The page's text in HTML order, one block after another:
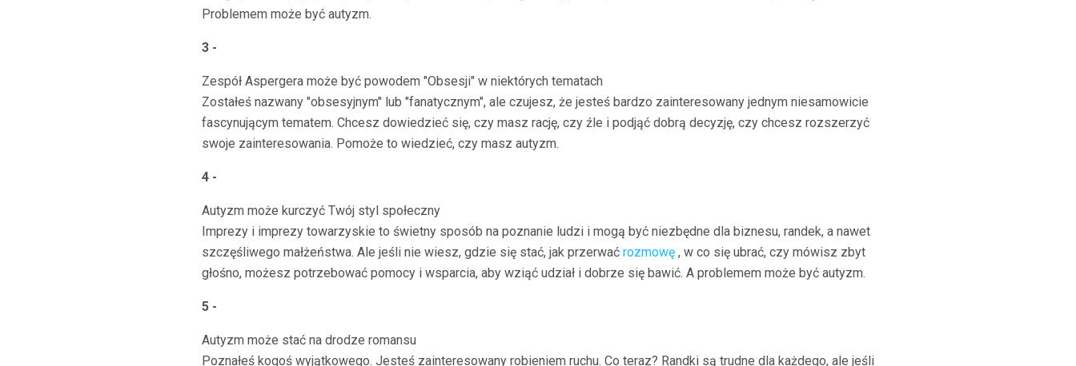
Problemem może być autyzm.
3 -
Zespół Aspergera może być powodem "Obsesji" w niektórych tematach
Zostałeś nazwany "obsesyjnym" lub "fanatycznym", ale czujesz, że jesteś bardzo zainteresowany jednym niesamowicie
fascynującym tematem. Chcesz dowiedzieć się, czy masz rację, czy źle i podjąć dobrą decyzję, czy chcesz rozszerzyć
swoje zainteresowania. Pomoże to wiedzieć, czy masz autyzm.
4 -
Autyzm może kurczyć Twój styl społeczny
Imprezy i imprezy towarzyskie to świetny sposób na poznanie ludzi i mogą być niezbędne dla biznesu, randek, a nawet
szczęśliwego małżeństwa. Ale jeśli nie wiesz, gdzie się stać, jak przerwać rozmowę , w co się ubrać, czy mówisz zbyt
głośno, możesz potrzebować pomocy i wsparcia, aby wziąć udział i dobrze się bawić. A problemem może być autyzm.
5 -
Autyzm może stać na drodze romansu
Poznałeś kogoś wyjątkowego. Jesteś zainteresowany robieniem ruchu. Co teraz? Randki są trudne dla każdego, ale jeśli